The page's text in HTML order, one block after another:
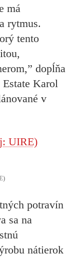
má
rytmus.
tento
dopĺňa
Karol
v
potravín
sa na
nátierok